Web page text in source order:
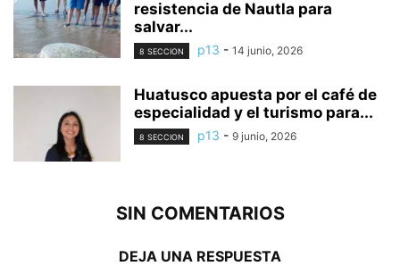
resistencia de Nautla para
salvar...
8 SECCION p13 - 14 junio, 2026
Huatusco apuesta por el café de
especialidad y el turismo para...
8 SECCION p13 - 9 junio, 2026
SIN COMENTARIOS
DEJA UNA RESPUESTA